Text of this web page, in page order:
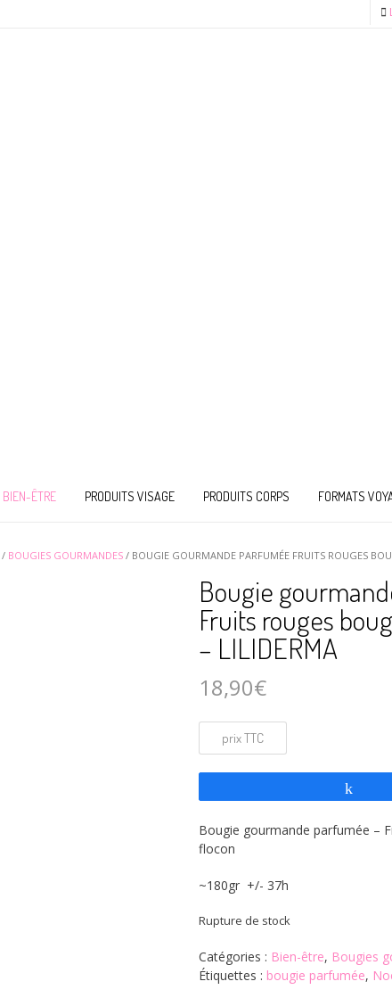
BIEN-ÊTRE PRODUITS VISAGE PRODUITS CORPS FORMATS
/ BOUGIES GOURMANDES / BOUGIE GOURMANDE PARFUMÉE FRUITS ROUGES
Bougie
Fruits rouges
– LILIDERMA
18,90€
Bougie gourmande parfumée –
flocon
~180gr +/- 37h
Rupture de stock
Catégories : Bien-être, Bougies
Étiquettes : bougie parfumée,